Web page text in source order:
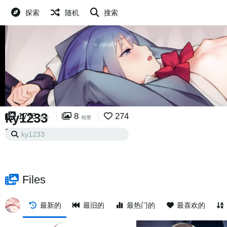
探索 随机 搜索
ky1233
2 已关注 4
1773 文件 8 相册 274
Files
最新的 最旧的 最热门的 最喜欢的